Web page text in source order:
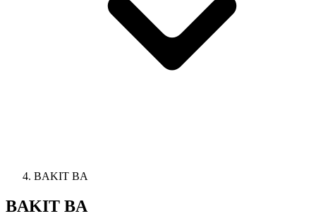
BAKIT BA
BAKIT BA